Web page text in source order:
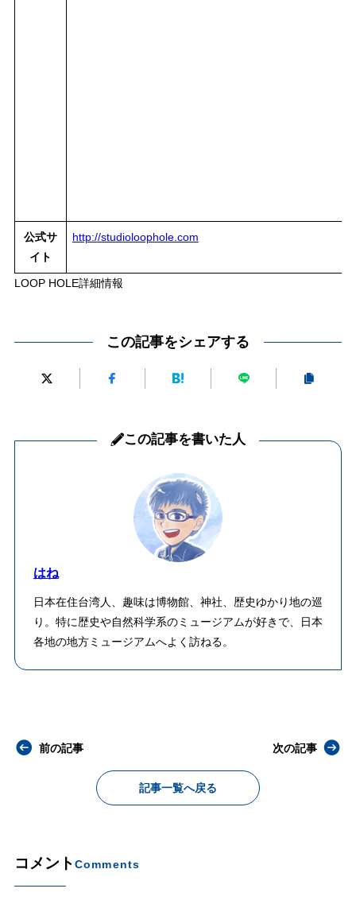
公式サ
イト
http://studioloophole.com
LOOP HOLE詳細情報
この記事をシェアする
この記事を書いた人
はね
日本在住台湾人、趣味は博物館、神社、歴史ゆかり地の巡
り。特に歴史や自然科学系のミュージアムが好きで、日本
各地の地方ミュージアムへよく訪ねる。
前の記事
記事一覧へ戻る
次の記事
コメントComments